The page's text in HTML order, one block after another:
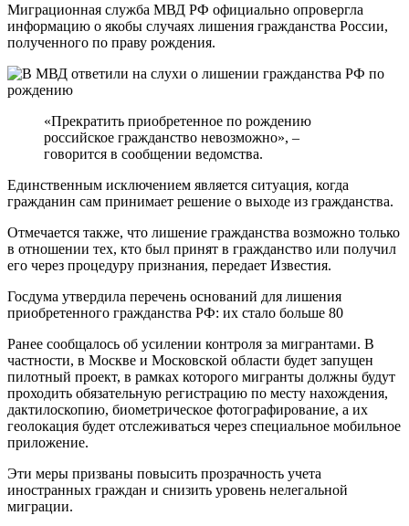
Миграционная служба МВД РФ официально опровергла
информацию о якобы случаях лишения гражданства России,
полученного по праву рождения.
«Прекратить приобретенное по рождению
российское гражданство невозможно», –
говорится в сообщении ведомства.
Единственным исключением является ситуация, когда
гражданин сам принимает решение о выходе из гражданства.
Отмечается также, что лишение гражданства возможно только
в отношении тех, кто был принят в гражданство или получил
его через процедуру признания, передает Известия.
Госдума утвердила перечень оснований для лишения
приобретенного гражданства РФ: их стало больше 80
Ранее сообщалось об усилении контроля за мигрантами. В
частности, в Москве и Московской области будет запущен
пилотный проект, в рамках которого мигранты должны будут
проходить обязательную регистрацию по месту нахождения,
дактилоскопию, биометрическое фотографирование, а их
геолокация будет отслеживаться через специальное мобильное
приложение.
Эти меры призваны повысить прозрачность учета
иностранных граждан и снизить уровень нелегальной
миграции.